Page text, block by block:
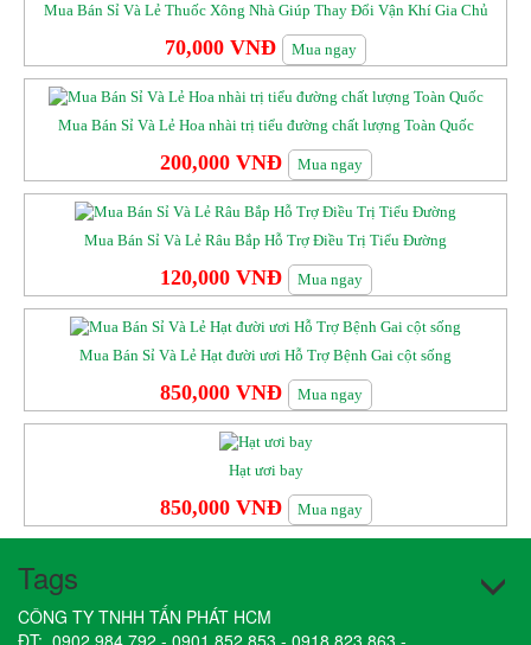
Mua Bán Sỉ Và Lẻ Thuốc Xông Nhà Giúp Thay Đổi Vận Khí Gia Chủ
70,000 VNĐ Mua ngay
Mua Bán Sỉ Và Lẻ Hoa nhài trị tiểu đường chất lượng Toàn Quốc
200,000 VNĐ Mua ngay
Mua Bán Sỉ Và Lẻ Râu Bắp Hỗ Trợ Điều Trị Tiểu Đường
120,000 VNĐ Mua ngay
Mua Bán Sỉ Và Lẻ Hạt đười ươi Hỗ Trợ Bệnh Gai cột sống
850,000 VNĐ Mua ngay
Hạt ươi bay
850,000 VNĐ Mua ngay
Tags
CÔNG TY TNHH TẤN PHÁT HCM